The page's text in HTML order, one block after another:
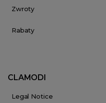
Zwroty
Rabaty
CLAMODI
Legal Notice